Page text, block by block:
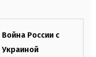
Война России с
Украиной